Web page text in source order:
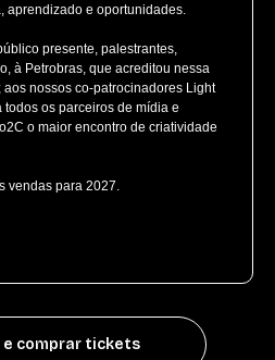
aprendizado e oportunidades.
presente, palestrantes,
à Petrobras, que acreditou nessa
nossos co-patrocinadores Light
os parceiros de mídia e
o maior encontro de criatividade
vendas para 2027.
e comprar tickets